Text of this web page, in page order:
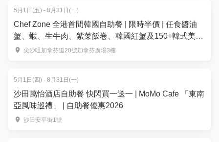
5月1日(五) - 8月31日(一)
Chef Zone 全港首間韓國自助餐 | 限時半價 | 任食醬油
蟹、蝦、生牛肉、紫菜飯卷、韓國紅蟹及150+韓式美
食！韓國人主理
尖沙咀加拿芬道20號加拿芬廣場3樓
5月1日(四) - 8月31日(一)
沙田萬怡酒店自助餐 快閃買一送一 | MoMo Cafe 「東南
亞風味巡禮」 | 自助餐優惠2026
沙田安平街1號